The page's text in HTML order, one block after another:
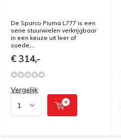
De Sparco Piuma L777 is een
serie stuurwielen verkrijgbaar
in een keuze uit leer of
suede,...
€ 314,-
Vergelijk